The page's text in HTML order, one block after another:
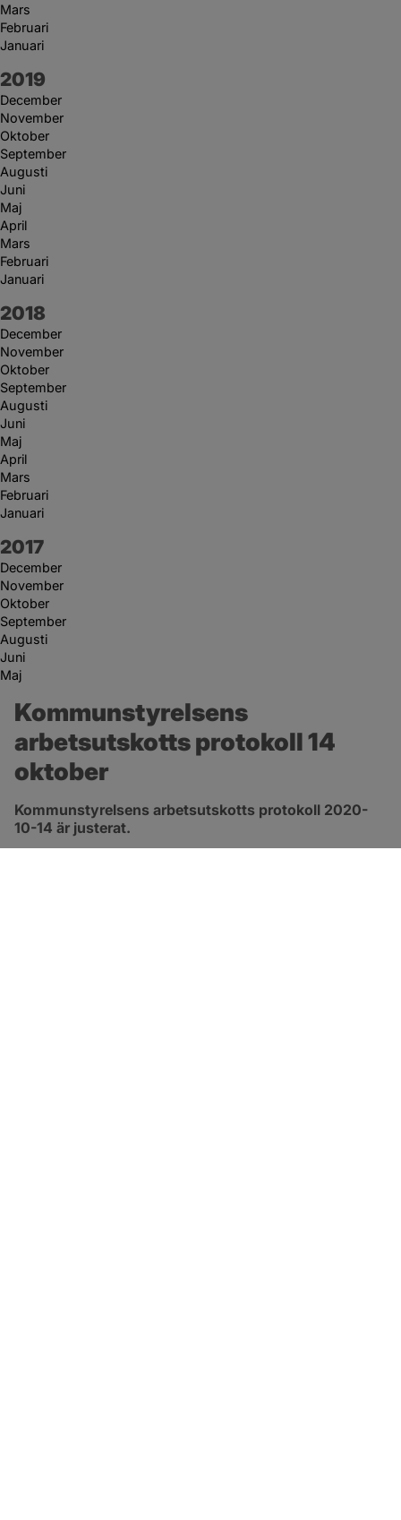
Mars
Februari
Januari
År:
2019
December
November
Oktober
September
Augusti
Juni
Maj
April
Mars
Februari
Januari
År:
2018
December
November
Oktober
September
Augusti
Juni
Maj
April
Mars
Februari
Januari
År:
2017
December
November
Oktober
September
Augusti
Juni
Maj
Kommunstyrelsens
arbetsutskotts protokoll 14
oktober
Kommunstyrelsens arbetsutskotts protokoll 2020-
10-14 är justerat.